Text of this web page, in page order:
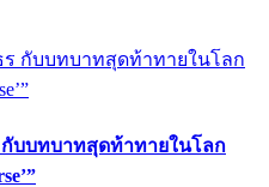
บบทบาทสุดท้าทายในโลก